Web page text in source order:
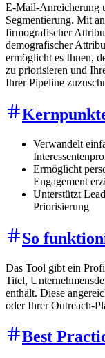
E-Mail-Anreicherung
Segmentierung. Mit
firmografischer
demografischer
ermöglicht es Ihnen,
zu priorisieren und
Ihrer Pipeline
Verwandelt
Ermöglicht
Engagement
Unterstützt
Priorisierung
So
Das Tool gibt ein
Titel,
enthält. Diese
oder Ihrer Outreach-
Best